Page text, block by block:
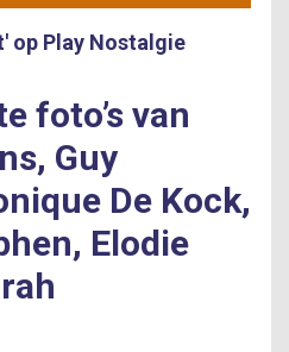
op Play Nostalgie
foto’s van
Guy
De Kock,
Elodie